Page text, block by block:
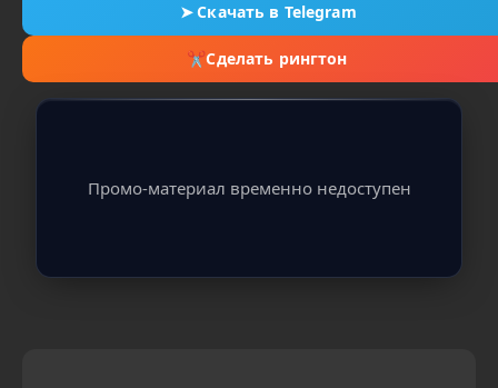
➤Скачать в Telegram
✂Сделать рингтон
Промо-материал временно недоступен